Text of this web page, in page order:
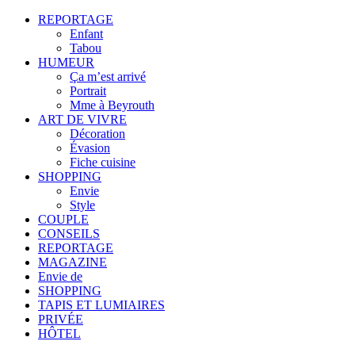
REPORTAGE
Enfant
Tabou
HUMEUR
Ça m’est arrivé
Portrait
Mme à Beyrouth
ART DE VIVRE
Décoration
Évasion
Fiche cuisine
SHOPPING
Envie
Style
COUPLE
CONSEILS
REPORTAGE
MAGAZINE
Envie de
SHOPPING
TAPIS ET LUMIAIRES
PRIVÉE
HÔTEL